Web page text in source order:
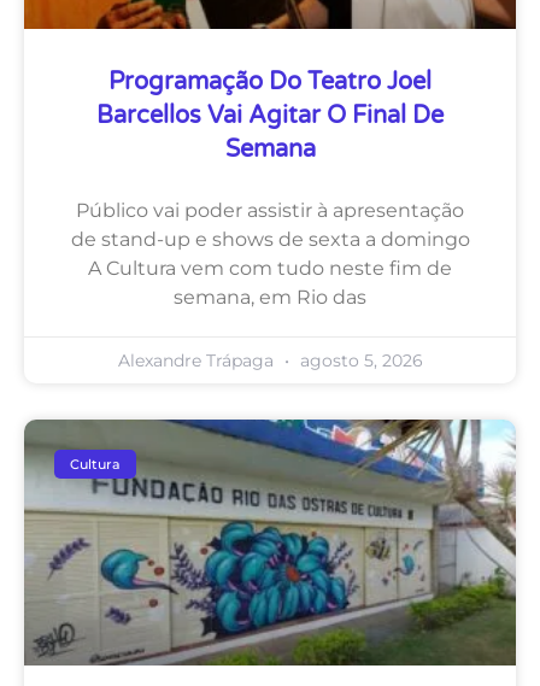
Programação Do Teatro Joel
Barcellos Vai Agitar O Final De
Semana
Público vai poder assistir à apresentação
de stand-up e shows de sexta a domingo
A Cultura vem com tudo neste fim de
semana, em Rio das
Alexandre Trápaga agosto 5, 2026
Cultura